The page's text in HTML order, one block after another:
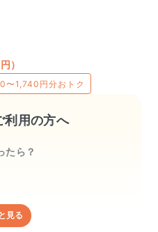
）
〜1,740円分おトク
利用の方へ
たら？
見る